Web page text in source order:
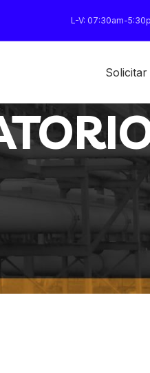
L-V: 07:30am-
Solicitar